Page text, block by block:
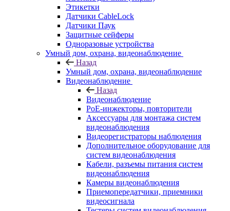
Этикетки
Датчики CableLock
Датчики Паук
Защитные сейферы
Одноразовые устройства
Умный дом, охрана, видеонаблюдение
Назад
Умный дом, охрана, видеонаблюдение
Видеонаблюдение
Назад
Видеонаблюдение
PoE-инжекторы, повторители
Аксессуары для монтажа систем
видеонаблюдения
Видеорегистраторы наблюдения
Дополнительное оборудование для
систем видеонаблюдения
Кабели, разъемы питания систем
видеонаблюдения
Камеры видеонаблюдения
Приемопередатчики, приемники
видеосигнала